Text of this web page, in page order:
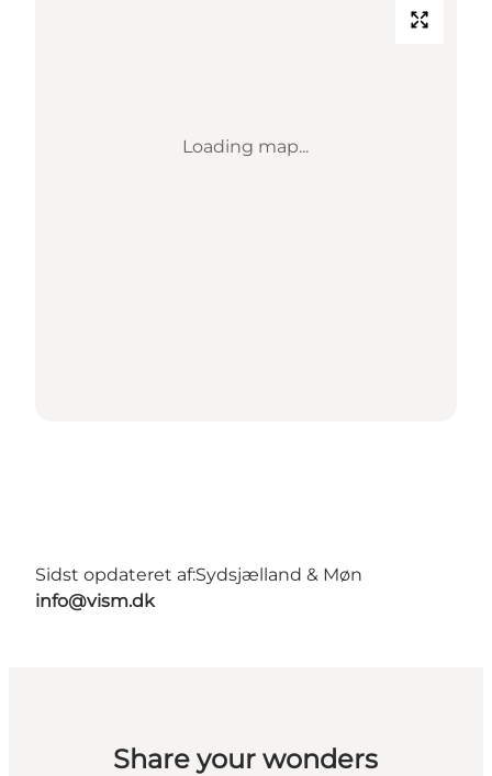
Loading map...
Sidst opdateret af:Sydsjælland & Møn
info@vism.dk
Share your wonders